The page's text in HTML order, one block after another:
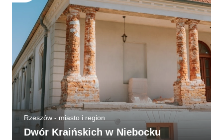
Rzeszów - miasto i region
Dwór Kraińskich w Niebocku